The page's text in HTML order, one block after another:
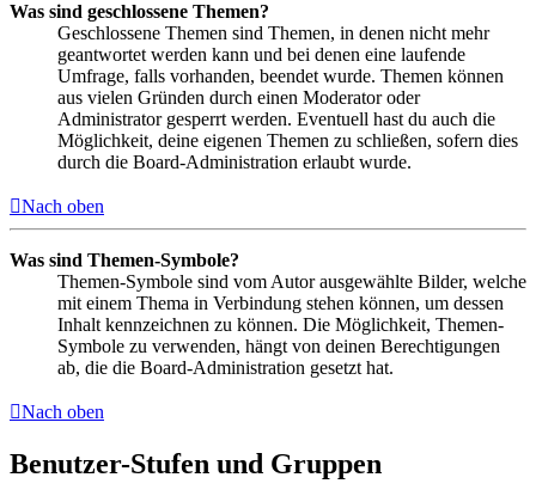
Was sind geschlossene Themen?
Geschlossene Themen sind Themen, in denen nicht mehr
geantwortet werden kann und bei denen eine laufende
Umfrage, falls vorhanden, beendet wurde. Themen können
aus vielen Gründen durch einen Moderator oder
Administrator gesperrt werden. Eventuell hast du auch die
Möglichkeit, deine eigenen Themen zu schließen, sofern dies
durch die Board-Administration erlaubt wurde.
Nach oben
Was sind Themen-Symbole?
Themen-Symbole sind vom Autor ausgewählte Bilder, welche
mit einem Thema in Verbindung stehen können, um dessen
Inhalt kennzeichnen zu können. Die Möglichkeit, Themen-
Symbole zu verwenden, hängt von deinen Berechtigungen
ab, die die Board-Administration gesetzt hat.
Nach oben
Benutzer-Stufen und Gruppen